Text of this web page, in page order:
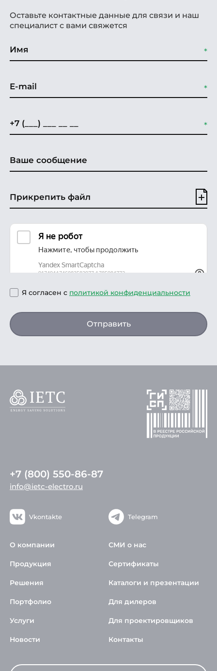
Оставьте контактные данные для связи и наш
специалист с вами свяжется
Прикрепить файл
Я согласен с политикой конфиденциальности
Отправить
+7 (800) 550-86-87
info@ietc-electro.ru
Vkontakte Telegram
О компании
Продукция
Решения
Портфолио
Услуги
Новости
СМИ о нас
Сертификаты
Каталоги и презентации
Для дилеров
Для проектировщиков
Контакты